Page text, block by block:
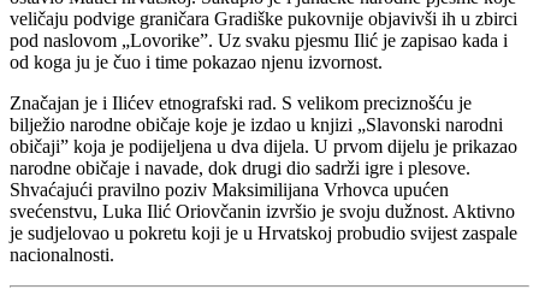
veličaju podvige graničara Gradiške pukovnije objavivši ih u zbirci
pod naslovom „Lovorike”. Uz svaku pjesmu Ilić je zapisao kada i
od koga ju je čuo i time pokazao njenu izvornost.
Značajan je i Ilićev etnografski rad. S velikom preciznošću je
bilježio narodne običaje koje je izdao u knjizi „Slavonski narodni
običaji” koja je podijeljena u dva dijela. U prvom dijelu je prikazao
narodne običaje i navade, dok drugi dio sadrži igre i plesove.
Shvaćajući pravilno poziv Maksimilijana Vrhovca upućen
svećenstvu, Luka Ilić Oriovčanin izvršio je svoju dužnost. Aktivno
je sudjelovao u pokretu koji je u Hrvatskoj probudio svijest zaspale
nacionalnosti.